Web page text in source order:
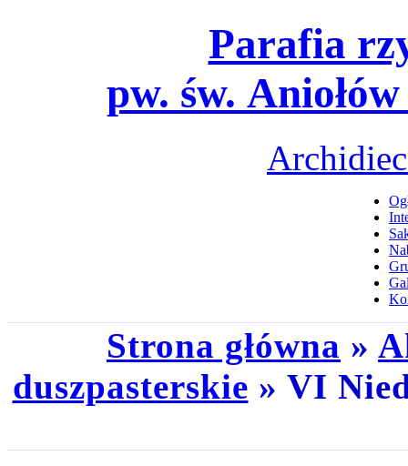
Parafia
pw. św.
Strona główna »
duszpasterskie » VI